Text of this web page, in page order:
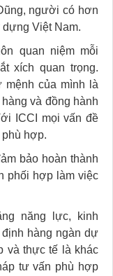
người có hơn
dựng Việt Nam.
quan niệm mỗi
xích quan trọng.
mệnh của mình là
và đồng hành
ICCI mọi vấn đề
hợp.
bảo hoàn thành
phối hợp làm việc
năng lực, kinh
hàng ngàn dự
và thực tế là khác
tư vấn phù hợp